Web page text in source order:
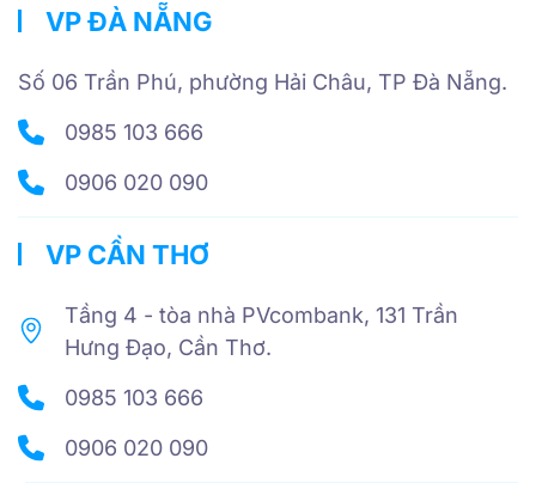
VP ĐÀ NẴNG
Số 06 Trần Phú, phường Hải Châu, TP Đà Nẵng.
0985 103 666
0906 020 090
VP CẦN THƠ
Tầng 4 - tòa nhà PVcombank, 131 Trần
Hưng Đạo, Cần Thơ.
0985 103 666
0906 020 090